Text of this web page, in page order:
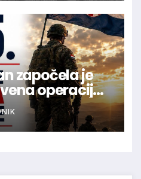
započela je
operacija